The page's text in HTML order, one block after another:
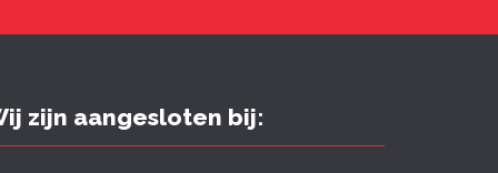
zijn aangesloten bij: